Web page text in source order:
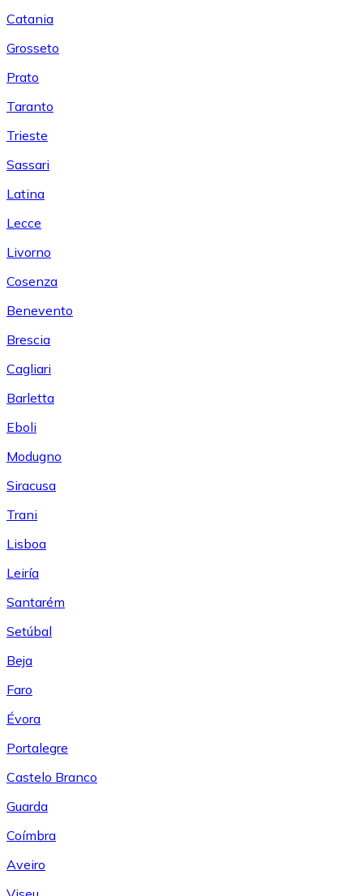
Catania
Grosseto
Prato
Taranto
Trieste
Sassari
Latina
Lecce
Livorno
Cosenza
Benevento
Brescia
Cagliari
Barletta
Eboli
Modugno
Siracusa
Trani
Lisboa
Leiría
Santarém
Setúbal
Beja
Faro
Évora
Portalegre
Castelo Branco
Guarda
Coímbra
Aveiro